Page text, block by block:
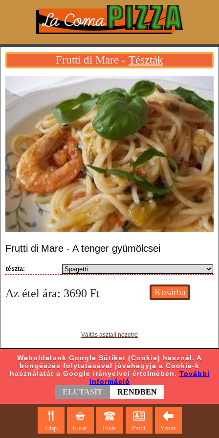
Frutti di Mare - Tészták
Frutti di Mare - A tenger gyümölcsei
tészta:
Az étel ára: 3690 Ft
Váltás asztali nézetre
Étlap Kosár Hívás Profil Vissza
Weboldalunk Google Sütiket (Cookie) használ. A
böngészés folytatásával jóváhagyja a Cookie-k
használatát a Google irányelvei értelmében. További
információ
ELUTASÍT RENDBEN